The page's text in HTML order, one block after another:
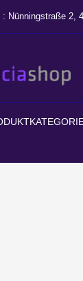
: Nünningstraße 2,